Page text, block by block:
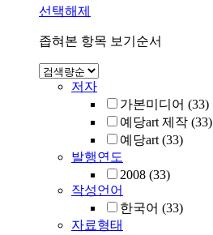
선택해제
좁혀본 항목 보기순서
저자
가본미디어 (33)
예당art 제작 (33)
예당art (33)
발행연도
2008 (33)
작성언어
한국어 (33)
자료형태